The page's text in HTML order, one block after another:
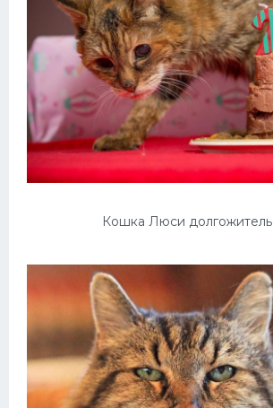
Кошка Люси долгожитель